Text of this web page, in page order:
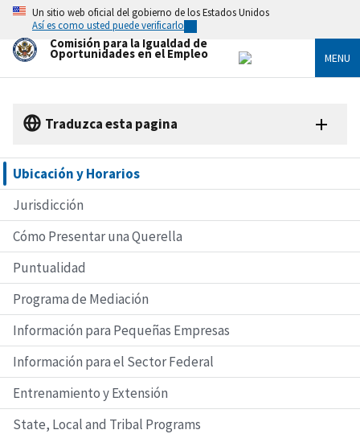
Skip
main
content
Un sitio web oficial del gobierno de los Estados Unidos
Así es como usted puede verificarlo
Comisión para la Igualdad de
Oportunidades en el Empleo MENU
Traduzca esta pagina
Ubicación y Horarios
Jurisdicción
Cómo Presentar una Querella
Puntualidad
Programa de Mediación
Información para Pequeñas Empresas
Información para el Sector Federal
Entrenamiento y Extensión
State, Local and Tribal Programs